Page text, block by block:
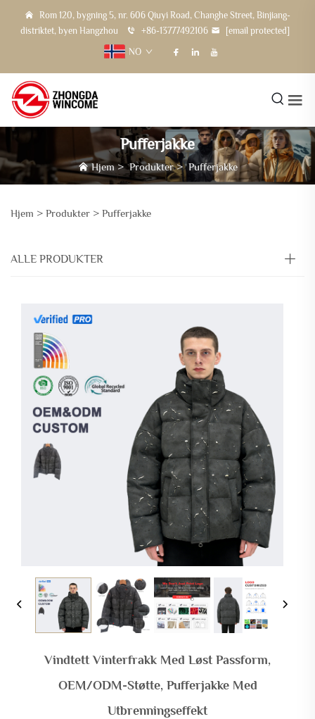
Rom 120, bygning 5, nr. 606 Qiuyi Road, Changhe Street, Binjiang-
distriktet, byen Hangzhou
+86-13777492106
[email protected]
NO
Pufferjakke
Hjem>Produkter>Pufferjakke
Hjem > Produkter > Pufferjakke
ALLE PRODUKTER
Vindtett Vinterfrakk Med Løst Passform,
OEM/ODM-Støtte, Pufferjakke Med
Utbrenningseffekt